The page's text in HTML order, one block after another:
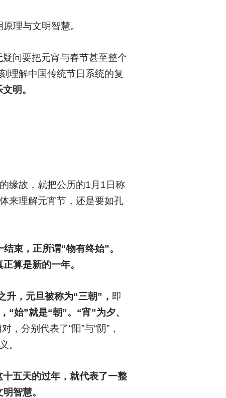
理与文明智慧。
问要把元宵与春节甚至整个
理解中国传统节日系统的复
明。
缘故，就把公历的1月1日称
来理解元宵节，还是要如孔
束，正所谓“物有终始”。
算是新的一年。
升，元旦被称为“三朝”， 即
“始”就是“朝”。“宵”为夕、
，分别代表了“阳”与“阴”，
。
五天的过年，就代表了一整
智慧。